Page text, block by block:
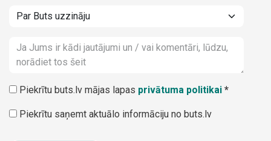
Piekrītu buts.lv mājas lapas privātuma politikai *
Piekrītu saņemt aktuālo informāciju no buts.lv